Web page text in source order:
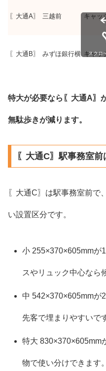
〖大通A〗 三越前 キャッ
〖大通B〗 みずほ銀行横 キャッ
スクロ
特大が必要なら〖大通A〗
無駄歩きが減ります。
〖大通C〗駅事務室
〖大通C〗は駅事務室前で
い設置区分です。
小 255×370×605mmが
スやリュック中心なら
中 542×370×605mmが
先客で埋まりやすいで
特大 830×370×605mm
物で使い分けできます。